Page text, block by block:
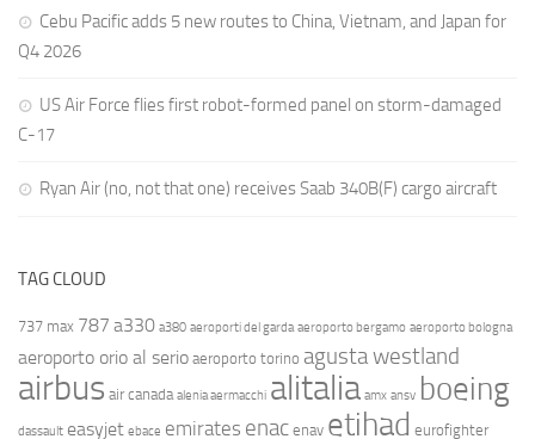
Cebu Pacific adds 5 new routes to China, Vietnam, and Japan for
Q4 2026
US Air Force flies first robot-formed panel on storm-damaged
C-17
Ryan Air (no, not that one) receives Saab 340B(F) cargo aircraft
TAG CLOUD
737 max 787 a330 a380 aeroporti del garda aeroporto bergamo aeroporto bologna
aeroporto orio al serio aeroporto torino agusta westland
airbus air canada alenia aermacchi alitalia amx ansv boeing
dassault easyjet ebace emirates enac enav etihad eurofighter